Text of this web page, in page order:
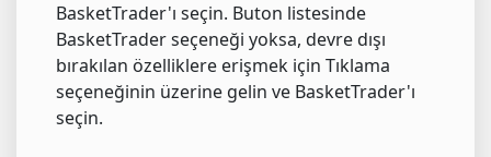
BasketTrader'ı seçin. Buton listesinde
BasketTrader seçeneği yoksa, devre dışı
bırakılan özelliklere erişmek için Tıklama
seçeneğinin üzerine gelin ve BasketTrader'ı
seçin.